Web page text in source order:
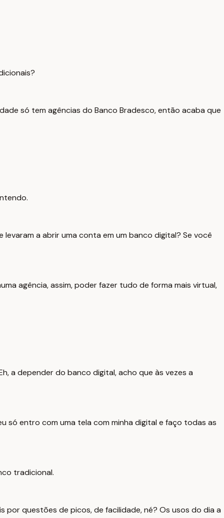
só tem agências do Banco Bradesco, então acaba que
a abrir uma conta em um banco digital? Se você
agência, assim, poder fazer tudo de forma mais virtual,
a depender do banco digital, acho que às vezes a
só entro com uma tela com minha digital e faço todas as
tradicional.
questões de picos, de facilidade, né? Os usos do dia a